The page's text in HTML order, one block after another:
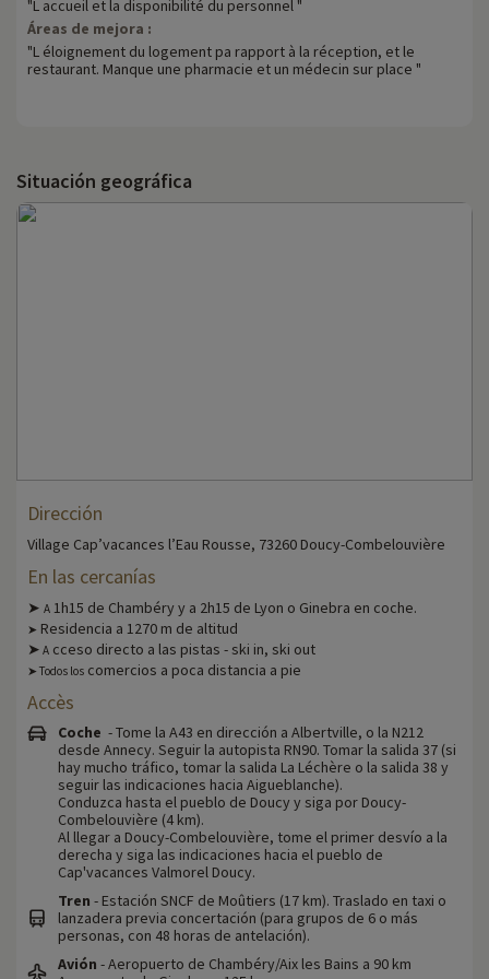
"L accueil et la disponibilité du personnel "
Áreas de mejora :
"L éloignement du logement pa rapport à la réception, et le
restaurant. Manque une pharmacie et un médecin sur place "
Situación geográfica
Dirección
Village Cap’vacances l’Eau Rousse, 73260 Doucy-Combelouvière
En las cercanías
➤ A 1h15 de Chambéry y a 2h15 de Lyon o Ginebra en coche.
➤ Residencia a 1270 m de altitud
➤ A cceso directo a las pistas - ski in, ski out
➤ Todos los comercios a poca distancia a pie
Accès
Coche - Tome la A43 en dirección a Albertville, o la N212
desde Annecy. Seguir la autopista RN90. Tomar la salida 37 (si
hay mucho tráfico, tomar la salida La Léchère o la salida 38 y
seguir las indicaciones hacia Aigueblanche).
Conduzca hasta el pueblo de Doucy y siga por Doucy-
Combelouvière (4 km).
Al llegar a Doucy-Combelouvière, tome el primer desvío a la
derecha y siga las indicaciones hacia el pueblo de
Cap'vacances Valmorel Doucy.
Tren - Estación SNCF de Moûtiers (17 km). Traslado en taxi o
lanzadera previa concertación (para grupos de 6 o más
personas, con 48 horas de antelación).
Avión - Aeropuerto de Chambéry/Aix les Bains a 90 km